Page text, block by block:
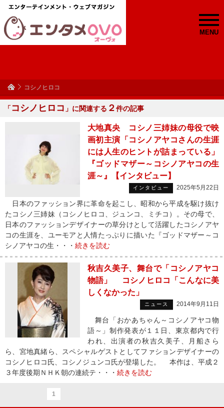
MENU
コシノヒロコ
「コシノヒロコ 」に関連する ２件の記事
大地真央 コシノ三姉妹の母役で映
画初主演「コシノアヤコさんの生涯
には人生のヒントが詰まっている」
『ゴッドマザー～コシノアヤコの生
涯～』【インタビュー】
インタビュー 2025年5月22日
日本のファッション界に革命を起こし、昭和から平成を駆け抜け
たコシノ三姉妹（コシノヒロコ、ジュンコ、ミチコ）。その母で、
日本のファッションデザイナーの草分けとして活躍したコシノアヤ
コの生涯を、ユーモアと人情たっぷりに描いた『ゴッドマザー～コ
シノアヤコの生・・・ 続きを読む
秋吉久美子、舞台で「コシノアヤコ
物語」 コシノヒロコ「こんなに美
しくなかった」
ニュース 2014年9月11日
舞台「おかあちゃん～コシノアヤコ物
語～」制作発表が１１日、東京都内で行
われ、出演者の秋吉久美子、月船さら
ら、宮地真緒ら、スペシャルゲストとしてファションデザイナーの
コシノヒロコ氏、コシノジュンコ氏が登場した。 本作は、平成２
３年度後期ＮＨＫ朝の連続テ・・・ 続きを読む
1